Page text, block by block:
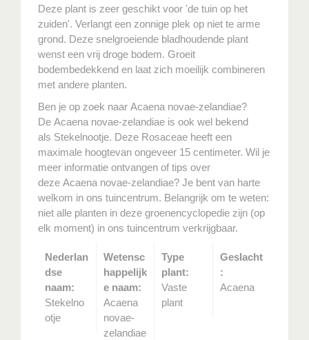
Deze plant is zeer geschikt voor 'de tuin op het
zuiden'. Verlangt een zonnige plek op niet te arme
grond. Deze snelgroeiende bladhoudende plant
wenst een vrij droge bodem. Groeit
bodembedekkend en laat zich moeilijk combineren
met andere planten.
Ben je op zoek naar Acaena novae-zelandiae?
De Acaena novae-zelandiae is ook wel bekend
als Stekelnootje. Deze Rosaceae heeft een
maximale hoogtevan ongeveer 15 centimeter. Wil je
meer informatie ontvangen of tips over
deze Acaena novae-zelandiae? Je bent van harte
welkom in ons tuincentrum. Belangrijk om te weten:
niet alle planten in deze groenencyclopedie zijn (op
elk moment) in ons tuincentrum verkrijgbaar.
Nederlan
dse
naam:
Stekelno
otje
Wetensc
happelijk
e naam:
Acaena
novae-
zelandiae
Type
plant:
Vaste
plant
Geslacht
:
Acaena